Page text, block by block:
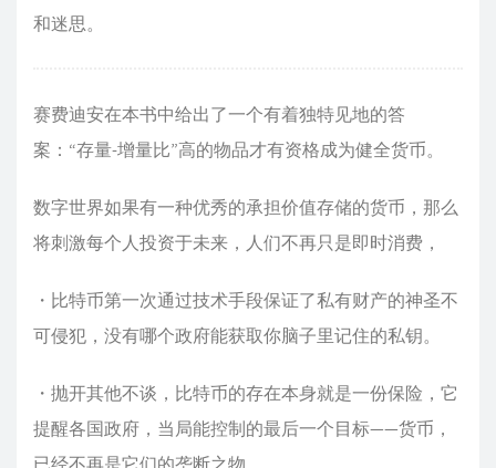
和迷思。
赛费迪安在本书中给出了一个有着独特见地的答
案：“存量-增量比”高的物品才有资格成为健全货币。
数字世界如果有一种优秀的承担价值存储的货币，那么
将刺激每个人投资于未来，人们不再只是即时消费，
・比特币第一次通过技术手段保证了私有财产的神圣不
可侵犯，没有哪个政府能获取你脑子里记住的私钥。
・抛开其他不谈，比特币的存在本身就是一份保险，它
提醒各国政府，当局能控制的最后一个目标——货币，
已经不再是它们的垄断之物